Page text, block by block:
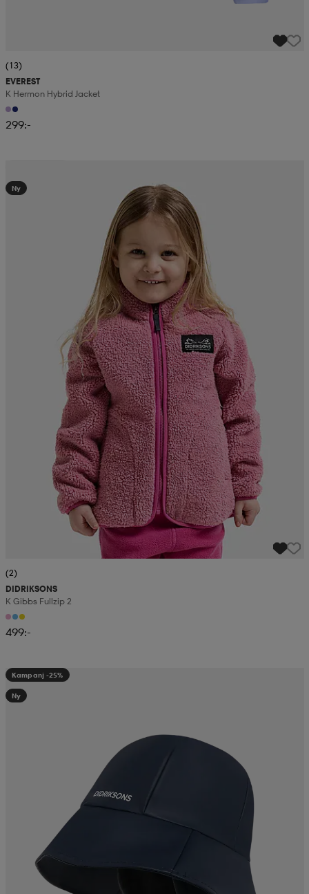
(13)
EVEREST
K Hermon Hybrid Jacket
299:-
Ny
(2)
DIDRIKSONS
K Gibbs Fullzip 2
499:-
Kampanj -25%
Ny